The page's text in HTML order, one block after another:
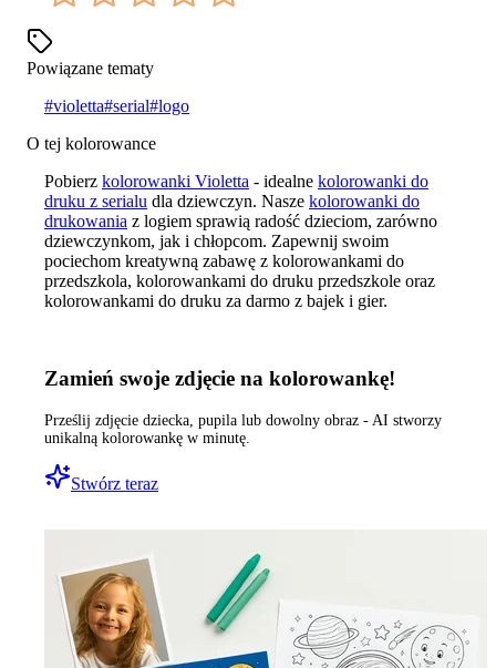
Powiązane tematy
#violetta#serial#logo
O tej kolorowance
Pobierz kolorowanki Violetta - idealne kolorowanki do
druku z serialu dla dziewczyn. Nasze kolorowanki do
drukowania z logiem sprawią radość dzieciom, zarówno
dziewczynkom, jak i chłopcom. Zapewnij swoim
pociechom kreatywną zabawę z kolorowankami do
przedszkola, kolorowankami do druku przedszkole oraz
kolorowankami do druku za darmo z bajek i gier.
Zamień swoje zdjęcie na kolorowankę!
Prześlij zdjęcie dziecka, pupila lub dowolny obraz - AI stworzy
unikalną kolorowankę w minutę.
Stwórz teraz